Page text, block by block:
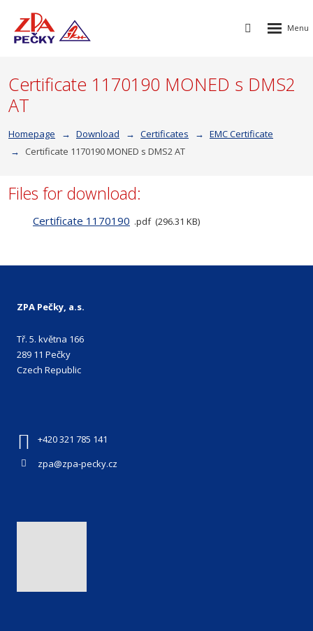
Vyhledávání
Rozbalení
Certificate 1170190 MONED s DMS2
AT
Homepage Download Certificates
EMC Certificate
Certificate 1170190 MONED s DMS2 AT
Files for download:
Certificate 1170190 pdf 296.31 KB
ZPA Pečky, a.s.
Tř. 5. května 166
289 11 Pečky
Czech Republic
+420 321 785 141
zpa@zpa-pecky.cz